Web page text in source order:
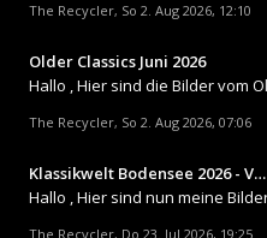
The Recycler, So 2. Aug 2026, 12:10
Older Classics Juni 2026
The Recycler, So 2. Aug 2026, 07:06
Klassikwelt Bodensee 2026 - V…
The Recycler, Do 23. Jul 2026, 19:25